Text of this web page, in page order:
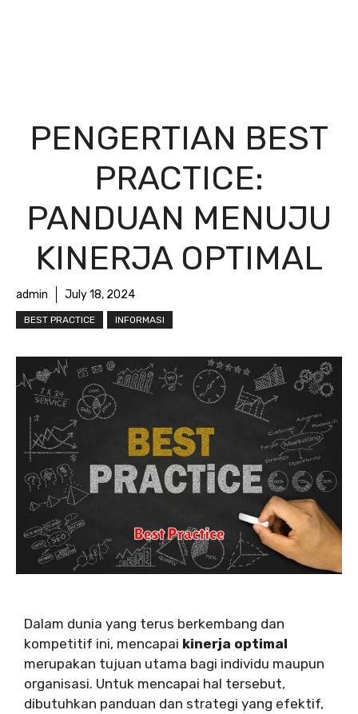
PENGERTIAN BEST
PRACTICE:
PANDUAN MENUJU
KINERJA OPTIMAL
admin July 18, 2024
BEST PRACTICE INFORMASI
Dalam dunia yang terus berkembang dan
kompetitif ini, mencapai kinerja optimal
merupakan tujuan utama bagi individu maupun
organisasi. Untuk mencapai hal tersebut,
dibutuhkan panduan dan strategi yang efektif,